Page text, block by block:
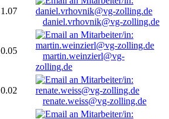
1.07
daniel.vrhovnik@vg-zolling.de
0.05
martin.weinzierl@vg-
zolling.de
0.02
renate.weiss@vg-zolling.de